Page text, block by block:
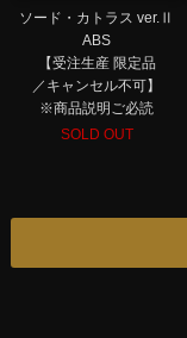
ソード・カトラス ver.Ⅱ
ABS
【受注生産 限定品
／キャンセル不可】
※商品説明ご必読
SOLD OUT